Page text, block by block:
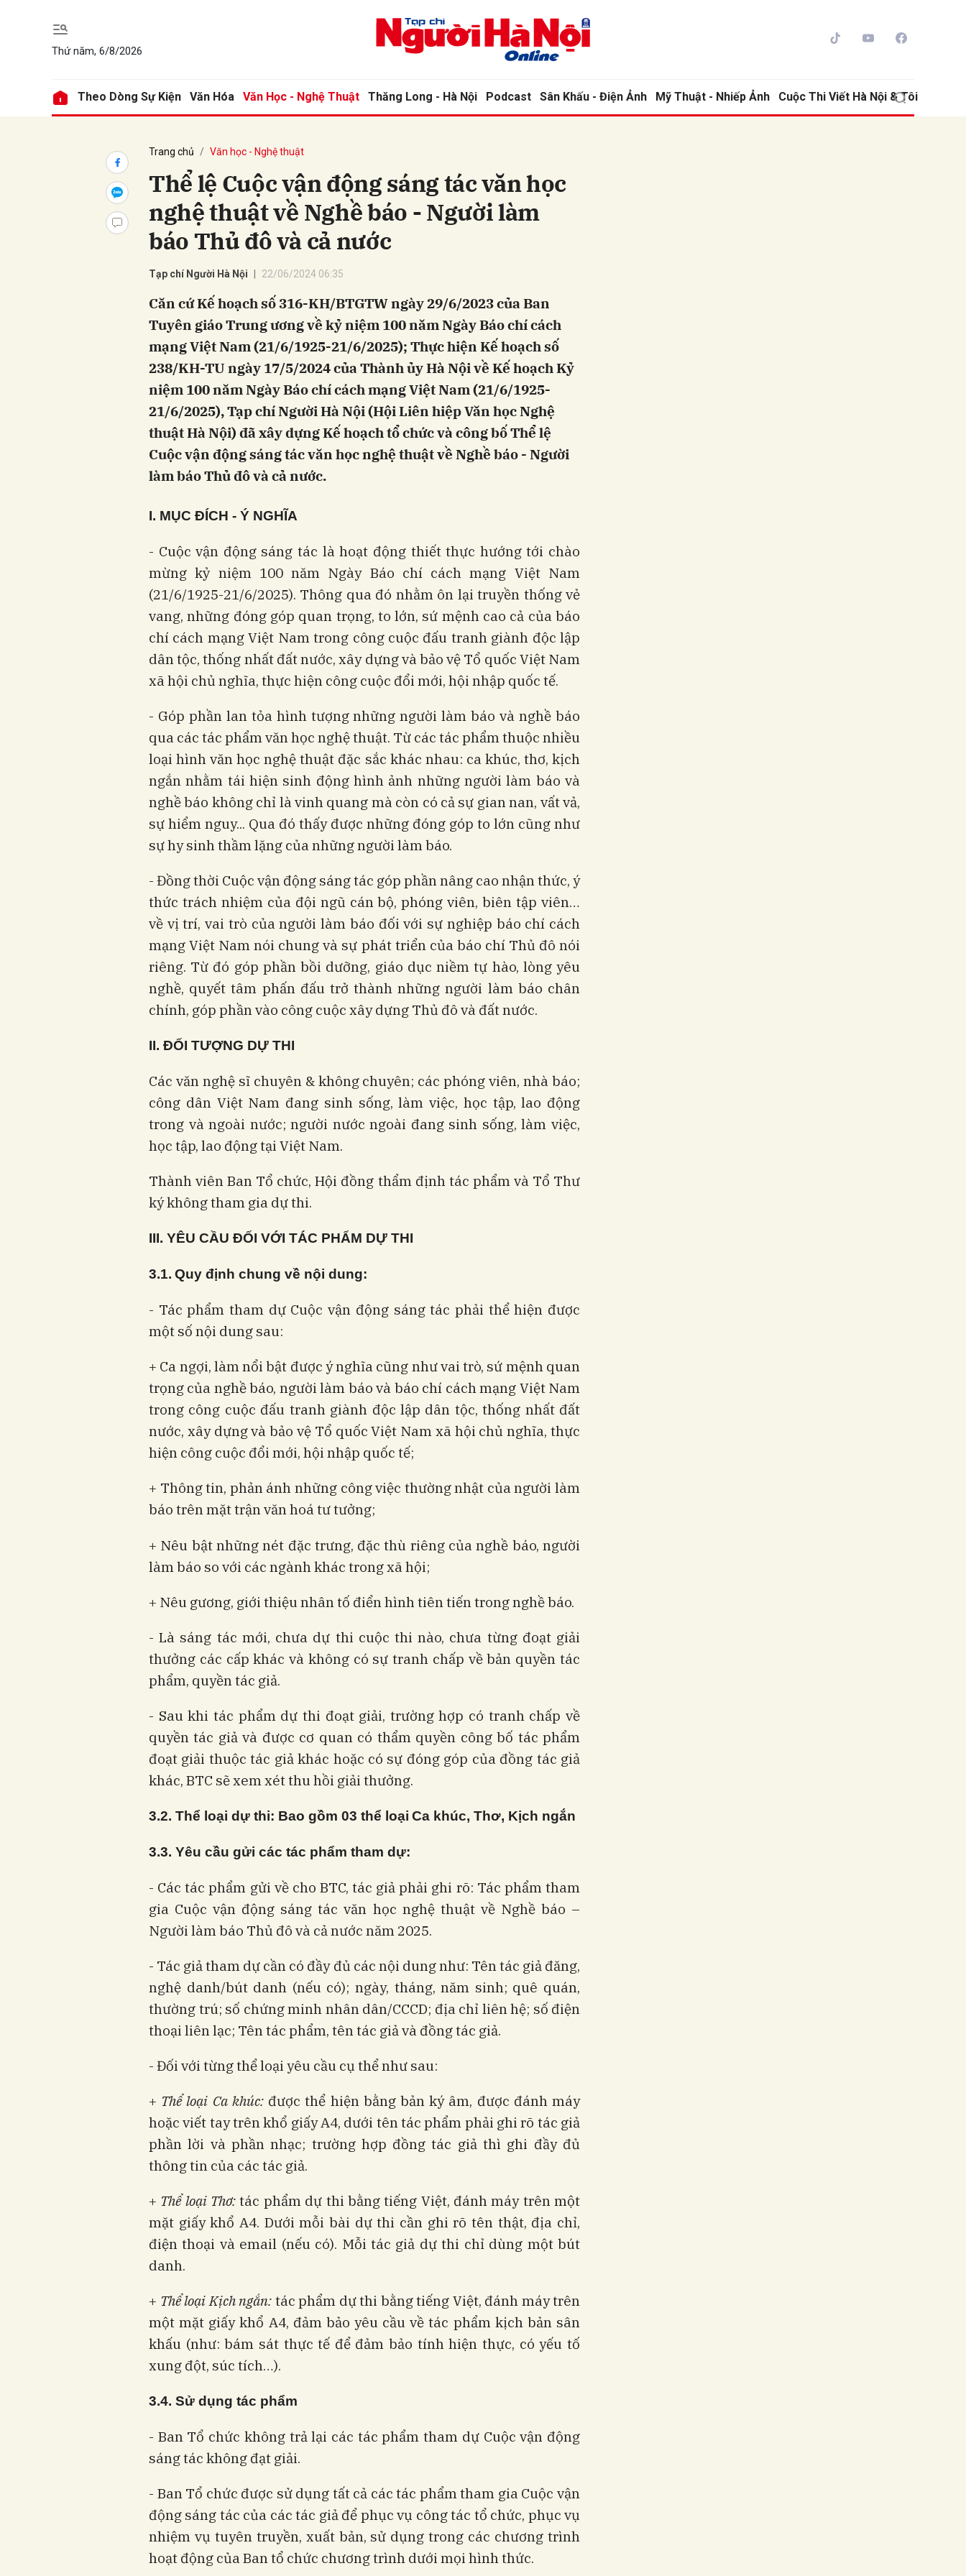
Thứ năm, 6/8/2026
Theo Dòng Sự Kiện Văn Hóa Văn Học - Nghệ Thuật Thăng Long - Hà Nội Podcast Sân Khấu - Điện Ảnh Mỹ Thuật - Nhiếp Ảnh Cuộc Thi Viết Hà Nội & Tôi
Trang chủ Văn học - Nghệ thuật
Thể lệ Cuộc vận động sáng tác văn học
nghệ thuật về Nghề báo - Người làm
báo Thủ đô và cả nước
Tạp chí Người Hà Nội 22/06/2024 06:35
Căn cứ Kế hoạch số 316-KH/BTGTW ngày 29/6/2023 của Ban
Tuyên giáo Trung ương về kỷ niệm 100 năm Ngày Báo chí cách
mạng Việt Nam (21/6/1925-21/6/2025); Thực hiện Kế hoạch số
238/KH-TU ngày 17/5/2024 của Thành ủy Hà Nội về Kế hoạch Kỷ
niệm 100 năm Ngày Báo chí cách mạng Việt Nam (21/6/1925-
21/6/2025), Tạp chí Người Hà Nội (Hội Liên hiệp Văn học Nghệ
thuật Hà Nội) đã xây dựng Kế hoạch tổ chức và công bố Thể lệ
Cuộc vận động sáng tác văn học nghệ thuật về Nghề báo - Người
làm báo Thủ đô và cả nước.
I. MỤC ĐÍCH - Ý NGHĨA
- Cuộc vận động sáng tác là hoạt động thiết thực hướng tới chào
mừng kỷ niệm 100 năm Ngày Báo chí cách mạng Việt Nam
(21/6/1925-21/6/2025). Thông qua đó nhằm ôn lại truyền thống vẻ
vang, những đóng góp quan trọng, to lớn, sứ mệnh cao cả của báo
chí cách mạng Việt Nam trong công cuộc đấu tranh giành độc lập
dân tộc, thống nhất đất nước, xây dựng và bảo vệ Tổ quốc Việt Nam
xã hội chủ nghĩa, thực hiện công cuộc đổi mới, hội nhập quốc tế.
- Góp phần lan tỏa hình tượng những người làm báo và nghề báo
qua các tác phẩm văn học nghệ thuật. Từ các tác phẩm thuộc nhiều
loại hình văn học nghệ thuật đặc sắc khác nhau: ca khúc, thơ, kịch
ngắn nhằm tái hiện sinh động hình ảnh những người làm báo và
nghề báo không chỉ là vinh quang mà còn có cả sự gian nan, vất vả,
sự hiểm nguy... Qua đó thấy được những đóng góp to lớn cũng như
sự hy sinh thầm lặng của những người làm báo.
- Đồng thời Cuộc vận động sáng tác góp phần nâng cao nhận thức, ý
thức trách nhiệm của đội ngũ cán bộ, phóng viên, biên tập viên…
về vị trí, vai trò của người làm báo đối với sự nghiệp báo chí cách
mạng Việt Nam nói chung và sự phát triển của báo chí Thủ đô nói
riêng. Từ đó góp phần bồi dưỡng, giáo dục niềm tự hào, lòng yêu
nghề, quyết tâm phấn đấu trở thành những người làm báo chân
chính, góp phần vào công cuộc xây dựng Thủ đô và đất nước.
II. ĐỐI TƯỢNG DỰ THI
Các văn nghệ sĩ chuyên & không chuyên; các phóng viên, nhà báo;
công dân Việt Nam đang sinh sống, làm việc, học tập, lao động
trong và ngoài nước; người nước ngoài đang sinh sống, làm việc,
học tập, lao động tại Việt Nam.
Thành viên Ban Tổ chức, Hội đồng thẩm định tác phẩm và Tổ Thư
ký không tham gia dự thi.
III. YÊU CẦU ĐỐI VỚI TÁC PHẨM DỰ THI
3.1. Quy định chung về nội dung:
- Tác phẩm tham dự Cuộc vận động sáng tác phải thể hiện được
một số nội dung sau:
+ Ca ngợi, làm nổi bật được ý nghĩa cũng như vai trò, sứ mệnh quan
trọng của nghề báo, người làm báo và báo chí cách mạng Việt Nam
trong công cuộc đấu tranh giành độc lập dân tộc, thống nhất đất
nước, xây dựng và bảo vệ Tổ quốc Việt Nam xã hội chủ nghĩa, thực
hiện công cuộc đổi mới, hội nhập quốc tế;
+ Thông tin, phản ánh những công việc thường nhật của người làm
báo trên mặt trận văn hoá tư tưởng;
+ Nêu bật những nét đặc trưng, đặc thù riêng của nghề báo, người
làm báo so với các ngành khác trong xã hội;
+ Nêu gương, giới thiệu nhân tố điển hình tiên tiến trong nghề báo.
- Là sáng tác mới, chưa dự thi cuộc thi nào, chưa từng đoạt giải
thưởng các cấp khác và không có sự tranh chấp về bản quyền tác
phẩm, quyền tác giả.
- Sau khi tác phẩm dự thi đoạt giải, trường hợp có tranh chấp về
quyền tác giả và được cơ quan có thẩm quyền công bố tác phẩm
đoạt giải thuộc tác giả khác hoặc có sự đóng góp của đồng tác giả
khác, BTC sẽ xem xét thu hồi giải thưởng.
3.2. Thể loại dự thi: Bao gồm 03 thể loại Ca khúc, Thơ, Kịch ngắn
3.3. Yêu cầu gửi các tác phẩm tham dự:
- Các tác phẩm gửi về cho BTC, tác giả phải ghi rõ: Tác phẩm tham
gia Cuộc vận động sáng tác văn học nghệ thuật về Nghề báo –
Người làm báo Thủ đô và cả nước năm 2025.
- Tác giả tham dự cần có đầy đủ các nội dung như: Tên tác giả đăng,
nghệ danh/bút danh (nếu có); ngày, tháng, năm sinh; quê quán,
thường trú; số chứng minh nhân dân/CCCD; địa chỉ liên hệ; số điện
thoại liên lạc; Tên tác phẩm, tên tác giả và đồng tác giả.
- Đối với từng thể loại yêu cầu cụ thể như sau:
+ Thể loại Ca khúc:được thể hiện bằng bản ký âm, được đánh máy
hoặc viết tay trên khổ giấy A4, dưới tên tác phẩm phải ghi rõ tác giả
phần lời và phần nhạc; trường hợp đồng tác giả thì ghi đầy đủ
thông tin của các tác giả.
+ Thể loại Thơ: tác phẩm dự thi bằng tiếng Việt, đánh máy trên một
mặt giấy khổ A4. Dưới mỗi bài dự thi cần ghi rõ tên thật, địa chỉ,
điện thoại và email (nếu có). Mỗi tác giả dự thi chỉ dùng một bút
danh.
+ Thể loại Kịch ngắn: tác phẩm dự thi bằng tiếng Việt, đánh máy trên
một mặt giấy khổ A4, đảm bảo yêu cầu về tác phẩm kịch bản sân
khấu (như: bám sát thực tế để đảm bảo tính hiện thực, có yếu tố
xung đột, súc tích…).
3.4. Sử dụng tác phẩm
- Ban Tổ chức không trả lại các tác phẩm tham dự Cuộc vận động
sáng tác không đạt giải.
- Ban Tổ chức được sử dụng tất cả các tác phẩm tham gia Cuộc vận
động sáng tác của các tác giả để phục vụ công tác tổ chức, phục vụ
nhiệm vụ tuyên truyền, xuất bản, sử dụng trong các chương trình
hoạt động của Ban tổ chức chương trình dưới mọi hình thức.